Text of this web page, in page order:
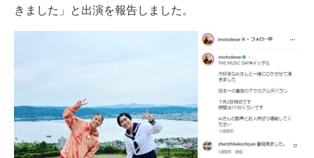
ちょっと気になるネットの話題
きました」と出演を報告しました。